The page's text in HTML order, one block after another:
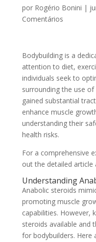
por Rogério Bonini |
Comentários
Bodybuilding is a
attention to diet,
individuals seek to
surrounding the use
gained substantial
enhance muscle
understanding their
health risks.
For a comprehensive
out the detailed
Understanding
Anabolic steroids
promoting muscle
capabilities. However,
steroids available and
for bodybuilders. Here